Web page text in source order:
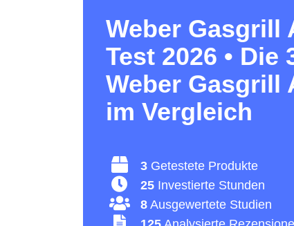
Weber Gasgrill
Test 2026 • Die
Weber Gasgrill
im Vergleich
3 Getestete Produkte
25 Investierte Stunden
8 Ausgewertete Studien